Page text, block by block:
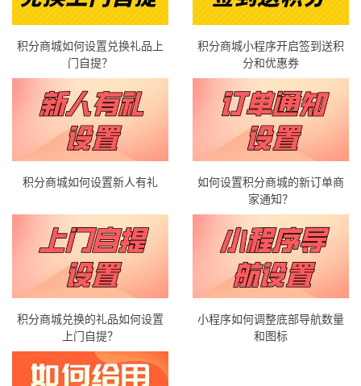
积分商城如何设置兑换礼品上
门自提？
积分商城小程序开启签到送积
分和优惠券
积分商城如何设置新人有礼
如何设置积分商城的新订单商
家通知？
积分商城兑换的礼品如何设置
上门自提？
小程序如何调整底部导航数量
和图标